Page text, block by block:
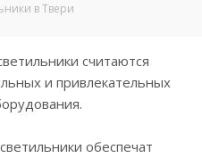
в Твери
считаются
и привлекательных
обеспечат